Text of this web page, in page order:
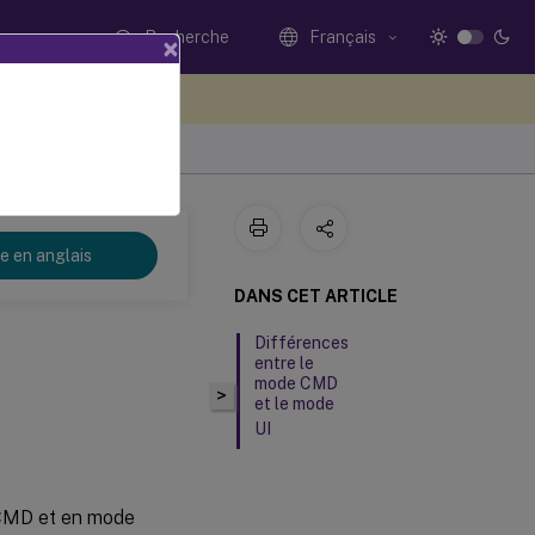
Recherche Français
en anglais
et en mode
>
DANS CET ARTICLE
Différences
entre le
mode CMD
et le mode
UI
×